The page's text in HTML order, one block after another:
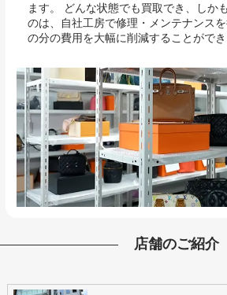
ます。 どんな状態でも買取でき、しか
のは、自社工房で修理・メンテナンス
の分の費用を大幅に削減することができ
店舗のご紹介